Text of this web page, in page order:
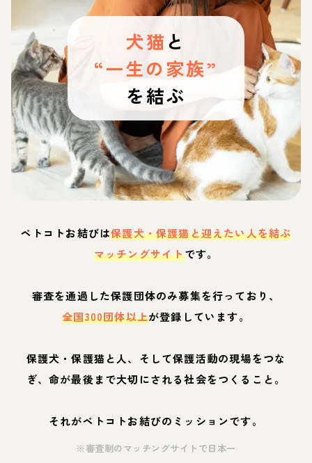
犬猫 と
“一生の家族”
を結ぶ
ペトコトお結びは保護犬・保護猫と迎えたい人を結ぶ
マッチングサイトです。
審査を通過した保護団体のみ募集を行っており、
全国300団体以上が登録しています。
保護犬・保護猫と人、そして保護活動の現場をつな
ぎ、命が最後まで大切にされる社会をつくること。
それがペトコトお結びのミッションです。
※審査制のマッチングサイトで日本一